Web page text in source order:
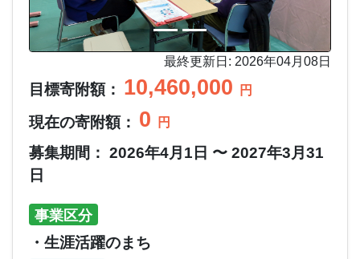
最終更新日: 2026年04月08日
目標寄附額： 10,460,000 円
現在の寄附額： 0 円
募集期間： 2026年4月1日 〜 2027年3月31
日
事業区分
・生涯活躍のまち